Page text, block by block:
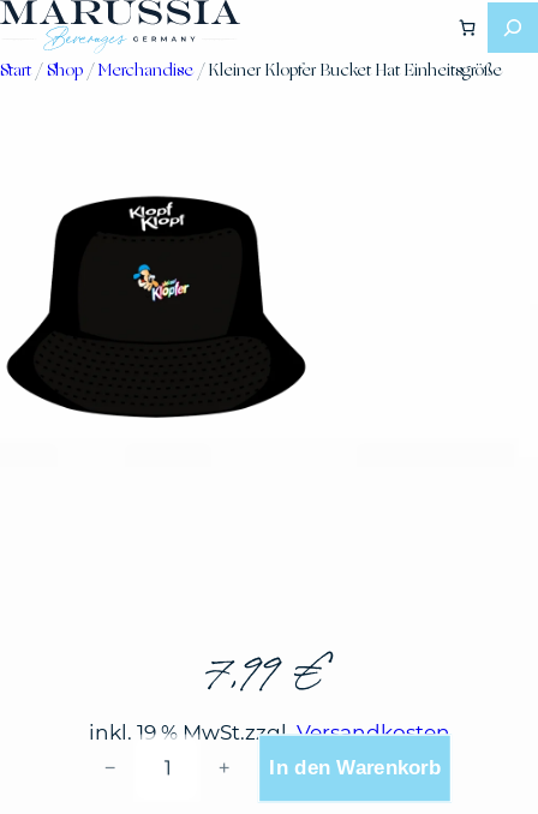
Zum
springen
Start/Shop/Merchandise/ Kleiner Klopfer Bucket Hat Einheitsgröße
7,99€
inkl. 19 % MwSt.zzgl.Versandkosten
KLEINER
KLOPFER
− + In den Warenkorb